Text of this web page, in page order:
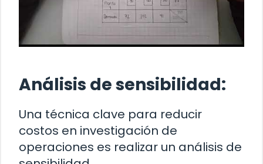
Análisis de sensibilidad:
Una técnica clave para reducir
costos en investigación de
operaciones es realizar un análisis de